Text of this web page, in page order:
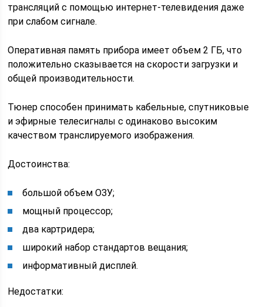
трансляций с помощью интернет-телевидения даже
при слабом сигнале.
Оперативная память прибора имеет объем 2 ГБ, что
положительно сказывается на скорости загрузки и
общей производительности.
Тюнер способен принимать кабельные, спутниковые
и эфирные телесигналы с одинаково высоким
качеством транслируемого изображения.
Достоинства:
большой объем ОЗУ;
мощный процессор;
два картридера;
широкий набор стандартов вещания;
информативный дисплей.
Недостатки: